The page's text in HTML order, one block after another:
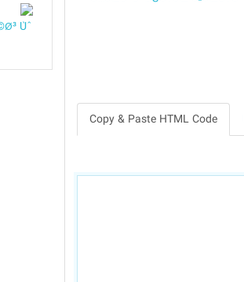
Copy & Paste HTML Code